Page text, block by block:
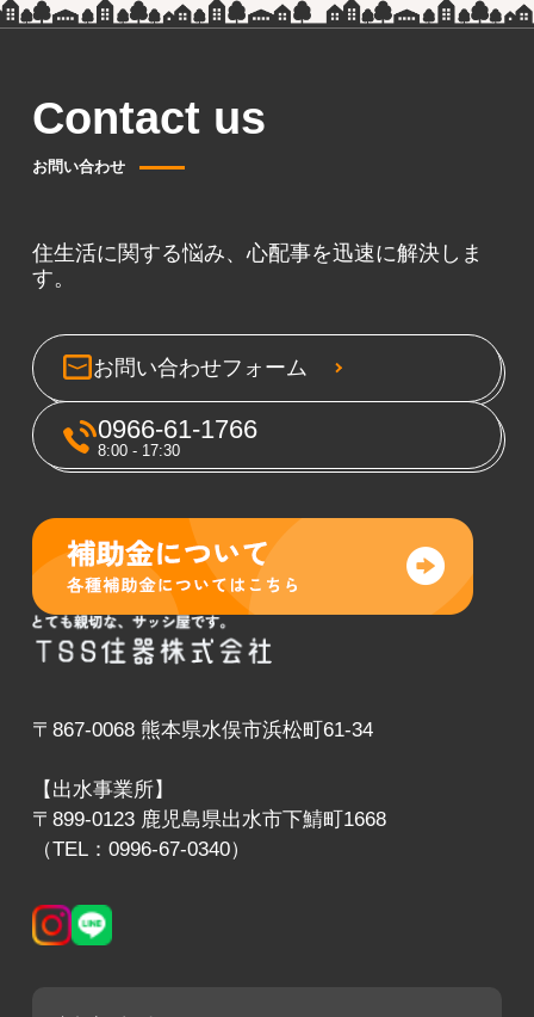
Contact us
お問い合わせ
住生活に関する悩み、心配事を迅速に解決しま
す。
お問い合わせフォーム
0966-61-1766
8:00 - 17:30
〒867-0068 熊本県水俣市浜松町61-34
【出水事業所】
〒899-0123 鹿児島県出水市下鯖町1668
（TEL：0996-67-0340）